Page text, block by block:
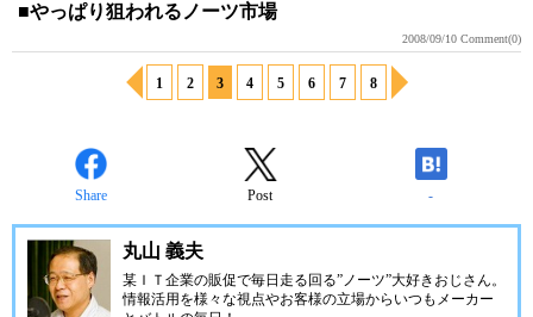
■やっぱり狙われるノーツ市場
2008/09/10 Comment(0)
1 2 3 4 5 6 7 8
Share Post -
丸山 義夫
某ＩＴ企業の販促で毎日走る回る”ノーツ”大好きおじさん。
情報活用を様々な視点やお客様の立場からいつもメーカー